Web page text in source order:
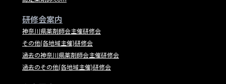
研修会案内
神奈川県薬剤師会主催研修会
その他(各地域主催)研修会
過去の神奈川県薬剤師会主催研修会
過去のその他(各地域主催)研修会